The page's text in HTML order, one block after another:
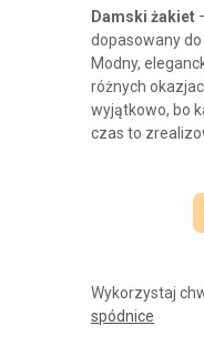
Damski żakiet
dopasowany
Modny,
różnych
wyjątkowo, bo
czas to
Wykorzystaj
spódnice